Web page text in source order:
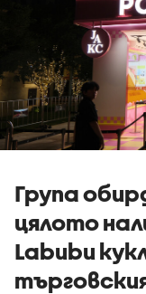
Група
цялото
Labubu